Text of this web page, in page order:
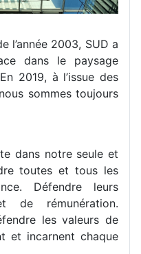
l’année 2003, SUD a
dans le paysage
2019, à l’issue des
sommes toujours
dans notre seule et
toutes et tous les
Défendre leurs
de rémunération.
les valeurs de
et incarnent chaque